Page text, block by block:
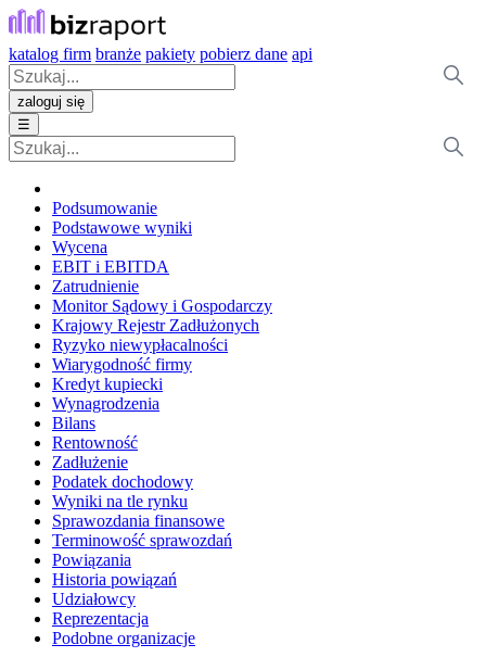
katalog firm branże pakiety pobierz dane api
zaloguj się
☰
Podsumowanie
Podstawowe wyniki
Wycena
EBIT i EBITDA
Zatrudnienie
Monitor Sądowy i Gospodarczy
Krajowy Rejestr Zadłużonych
Ryzyko niewypłacalności
Wiarygodność firmy
Kredyt kupiecki
Wynagrodzenia
Bilans
Rentowność
Zadłużenie
Podatek dochodowy
Wyniki na tle rynku
Sprawozdania finansowe
Terminowość sprawozdań
Powiązania
Historia powiązań
Udziałowcy
Reprezentacja
Podobne organizacje